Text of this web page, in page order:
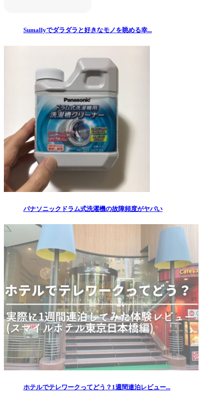
Sumallyでダラダラと好きなモノを眺める幸...
パナソニックドラム式洗濯機の故障頻度がヤバい
ホテルでテレワークってどう？1週間連泊レビュー...